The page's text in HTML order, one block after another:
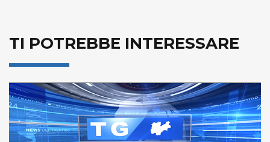
TI POTREBBE INTERESSARE